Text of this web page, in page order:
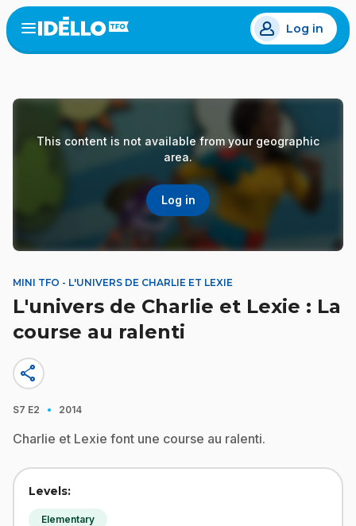
Skip
to
main
Open
menu
Log in
This content is not available from your geographic
area.
Log in
MINI TFO - L'UNIVERS DE CHARLIE ET LEXIE
L'univers de Charlie et Lexie : La
course au ralenti
share
S7 E2 · 2014
Charlie et Lexie font une course au ralenti.
Levels:
Elementary